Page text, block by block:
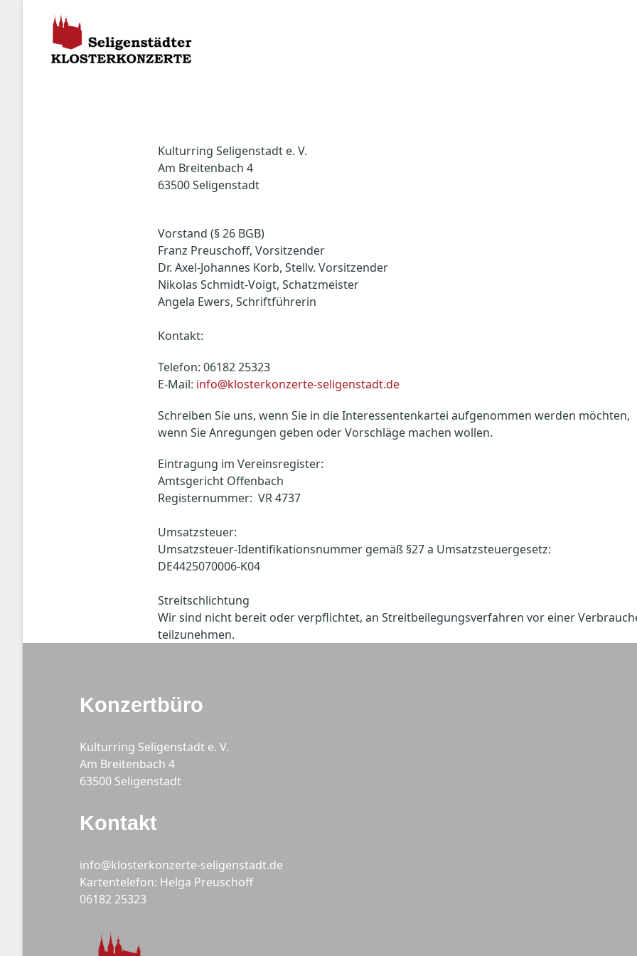
Kulturring Seligenstadt e. V.
Am Breitenbach 4
63500 Seligenstadt
Vorstand (§ 26 BGB)
Franz Preuschoff, Vorsitzender
Dr. Axel-Johannes Korb, Stellv. Vorsitzender
Nikolas Schmidt-Voigt, Schatzmeister
Angela Ewers, Schriftführerin
Kontakt:
Telefon: 06182 25323
E-Mail: info@klosterkonzerte-seligenstadt.de
Schreiben Sie uns, wenn Sie in die Interessentenkartei aufgenommen werden möchten,
wenn Sie Anregungen geben oder Vorschläge machen wollen.
Eintragung im Vereinsregister:
Amtsgericht Offenbach
Registernummer: VR 4737
Umsatzsteuer:
Umsatzsteuer-Identifikationsnummer gemäß §27 a Umsatzsteuergesetz:
DE4425070006-K04
Streitschlichtung
Wir sind nicht bereit oder verpflichtet, an Streitbeilegungsverfahren vor einer
teilzunehmen.
Konzertbüro
Kulturring Seligenstadt e. V.
Am Breitenbach 4
63500 Seligenstadt
Kontakt
info@klosterkonzerte-seligenstadt.de
Kartentelefon: Helga Preuschoff
06182 25323